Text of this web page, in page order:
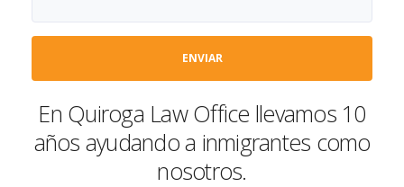
En Quiroga Law Office llevamos 10
años ayudando a inmigrantes como
nosotros.